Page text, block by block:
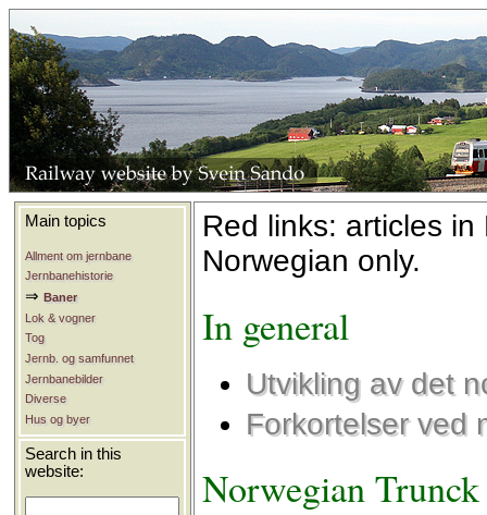
Main topics
Allment om jernbane
Jernbanehistorie
⇒Baner
Lok & vogner
Tog
Jernb. og samfunnet
Jernbanebilder
Diverse
Hus og byer
Search in this
website:
Red links: articles
Norwegian only.
In general
Utvikling av det
Forkortelser ved
Norwegian